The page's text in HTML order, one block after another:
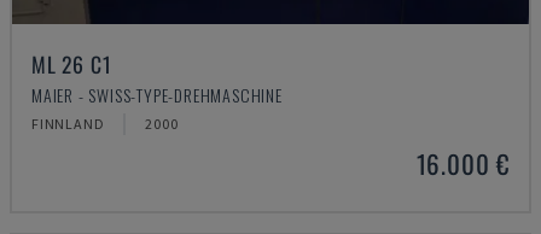
ML 26 C1
MAIER - SWISS-TYPE-DREHMASCHINE
FINNLAND 2000
16.000 €